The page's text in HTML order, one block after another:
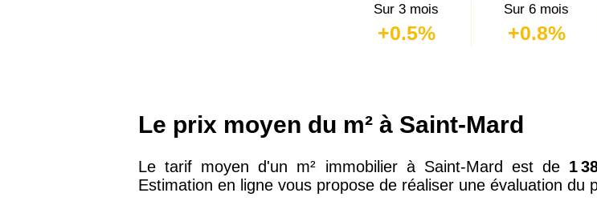
Sur 3 mois
+0.5%
Sur 6 mois
+0.8%
Le prix moyen du m² à Saint-Mard
Le tarif moyen d'un m² immobilier à Saint-Mard est de 1
Estimation en ligne vous propose de réaliser une évaluation du